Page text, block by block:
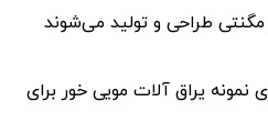
طراحی و تولید می‌شوند
نمونه یراق آلات مویی خور برای